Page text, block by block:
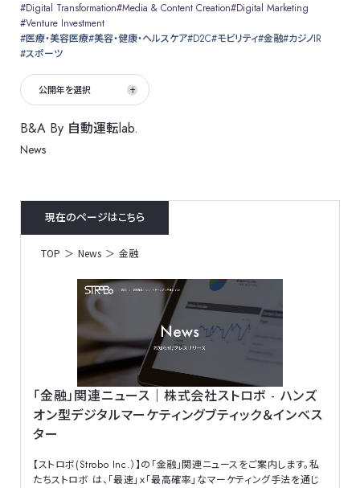
Digital Transformation Media & Content Creation Digital Marketing
Venture Investment
医療・美容医療 美容・健康・ヘルスケア D2C モビリティ 金融 カジノIR
スポーツ
公開年を選択
B&A By 自動運転lab.
News
現在のページはこちら
TOP News 金融
「金融」関連ニュース｜株式会社ストロボ - ハンズ
オン型デジタルマーケティングブティック＆インベス
ター
【ストロボ(Strobo Inc.）】の「金融」関連ニュースをご案内します。私
たちストロボ は、「最速」ｘ「最高確率」なマーケティング手法を通じ